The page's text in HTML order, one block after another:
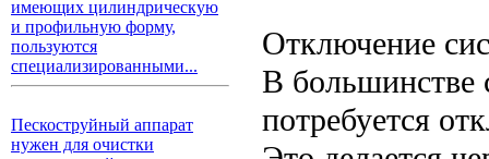
имеющих цилиндрическую
и профильную форму,
пользуются
специализированными...
Пескоструйный аппарат
нужен для очистки
Отключение
В большинстве
потребуется